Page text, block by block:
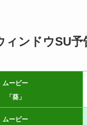
ィンドウSU予
ムービー
「葵」
ムービー